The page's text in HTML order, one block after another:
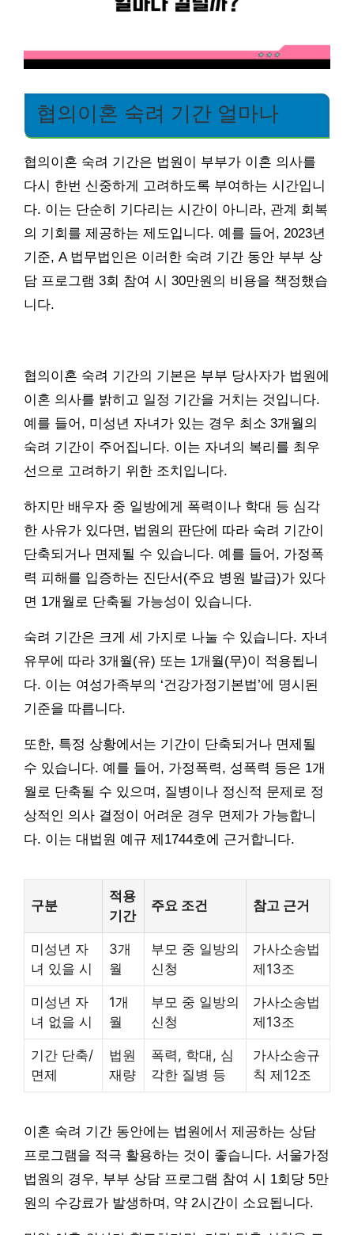
협의이혼 숙려 기간 얼마나
협의이혼 숙려 기간은 법원이 부부가 이혼 의사를
다시 한번 신중하게 고려하도록 부여하는 시간입니
다. 이는 단순히 기다리는 시간이 아니라, 관계 회복
의 기회를 제공하는 제도입니다. 예를 들어, 2023년
기준, A 법무법인은 이러한 숙려 기간 동안 부부 상
담 프로그램 3회 참여 시 30만원의 비용을 책정했습
니다.
협의이혼 숙려 기간의 기본은 부부 당사자가 법원에
이혼 의사를 밝히고 일정 기간을 거치는 것입니다.
예를 들어, 미성년 자녀가 있는 경우 최소 3개월의
숙려 기간이 주어집니다. 이는 자녀의 복리를 최우
선으로 고려하기 위한 조치입니다.
하지만 배우자 중 일방에게 폭력이나 학대 등 심각
한 사유가 있다면, 법원의 판단에 따라 숙려 기간이
단축되거나 면제될 수 있습니다. 예를 들어, 가정폭
력 피해를 입증하는 진단서(주요 병원 발급)가 있다
면 1개월로 단축될 가능성이 있습니다.
숙려 기간은 크게 세 가지로 나눌 수 있습니다. 자녀
유무에 따라 3개월(유) 또는 1개월(무)이 적용됩니
다. 이는 여성가족부의 ‘건강가정기본법’에 명시된
기준을 따릅니다.
또한, 특정 상황에서는 기간이 단축되거나 면제될
수 있습니다. 예를 들어, 가정폭력, 성폭력 등은 1개
월로 단축될 수 있으며, 질병이나 정신적 문제로 정
상적인 의사 결정이 어려운 경우 면제가 가능합니
다. 이는 대법원 예규 제1744호에 근거합니다.
구분
적용
기간
주요 조건 참고 근거
미성년 자
녀 있을 시
3개
월
부모 중 일방의
신청
가사소송법
제13조
미성년 자
녀 없을 시
1개
월
부모 중 일방의
신청
가사소송법
제13조
기간 단축/
면제
법원
재량
폭력, 학대, 심
각한 질병 등
가사소송규
칙 제12조
이혼 숙려 기간 동안에는 법원에서 제공하는 상담
프로그램을 적극 활용하는 것이 좋습니다. 서울가정
법원의 경우, 부부 상담 프로그램 참여 시 1회당 5만
원의 수강료가 발생하며, 약 2시간이 소요됩니다.